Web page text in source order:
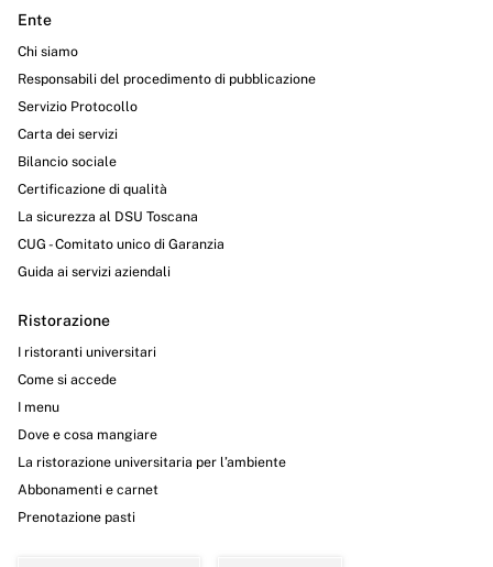
Ente
Chi siamo
Responsabili del procedimento di pubblicazione
Servizio Protocollo
Carta dei servizi
Bilancio sociale
Certificazione di qualità
La sicurezza al DSU Toscana
CUG - Comitato unico di Garanzia
Guida ai servizi aziendali
Ristorazione
I ristoranti universitari
Come si accede
I menu
Dove e cosa mangiare
La ristorazione universitaria per l’ambiente
Abbonamenti e carnet
Prenotazione pasti